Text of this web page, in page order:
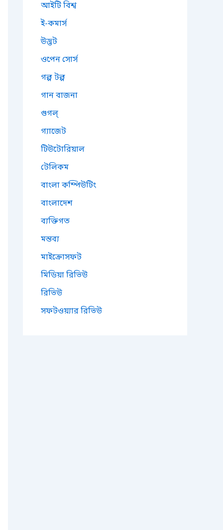
আইটি বিশ্ব
ই-কমার্স
উদ্ভট
ওপেন সোর্স
গল্প টল্প
গান বাজনা
গুগল্
গ্যাজেট
টিউটোরিয়াল
টেলিকম
বাংলা কম্পিউটিং
বাংলাদেশ
ব্যক্তিগত
মন্তব্য
মাইক্রোসফট
মিডিয়া রিভিউ
রিভিউ
সফটওয়্যার রিভিউ